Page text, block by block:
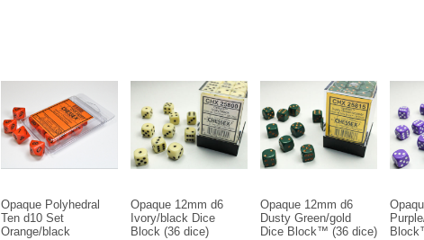
Opaque Polyhedral
Ten d10 Set
Orange/black
Opaque 12mm d6
Ivory/black Dice
Block (36 dice)
Opaque 12mm d6
Dusty Green/gold
Dice Block™ (36 dice)